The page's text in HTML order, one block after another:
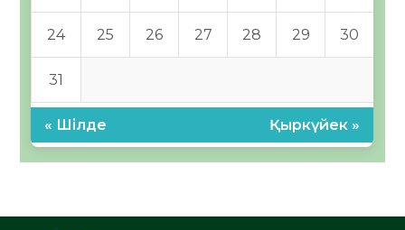
24 25 26 27 28 29 30
31
« Шілде Қыркүйек »